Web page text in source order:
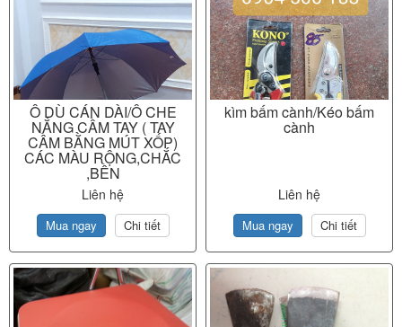
Ô DÙ CÁN DÀI/Ô CHE
NẮNG CẦM TAY ( TAY
CẦM BẰNG MÚT XỐP)
CÁC MÀU RỘNG,CHẮC
,BỀN
Liên hệ
Mua ngay Chi tiết
kìm bấm cành/Kéo bấm
cành
Liên hệ
Mua ngay Chi tiết